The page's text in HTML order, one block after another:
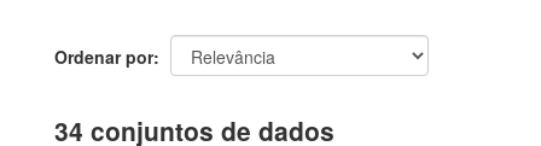
Ordenar por
34 conjuntos de dados